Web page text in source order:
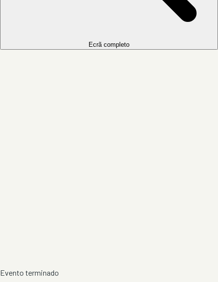
Ecrã completo
Evento terminado